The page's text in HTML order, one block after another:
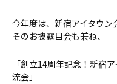
今年度は、新宿アイタウン
そのお披露目会も兼ね、
「創立14周年記念！新宿
流会」